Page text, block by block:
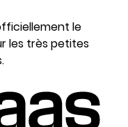
le
les très petites